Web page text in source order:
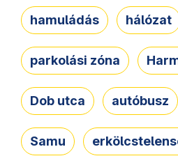
hamuládás hálózat
parkolási zóna
Dob utca autóbusz
Samu